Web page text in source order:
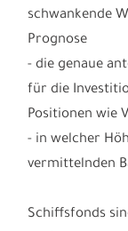
schwankende
Prognose
- die genaue
für die
Positionen wie
- in welcher
vermittelnden
Schiffsfonds